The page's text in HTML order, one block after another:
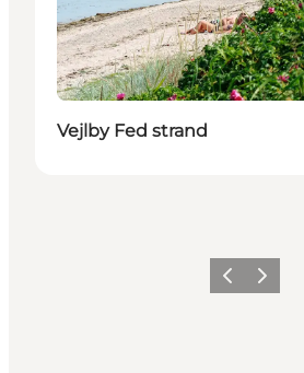
Vejlby Fed strand
ForrigeNæste